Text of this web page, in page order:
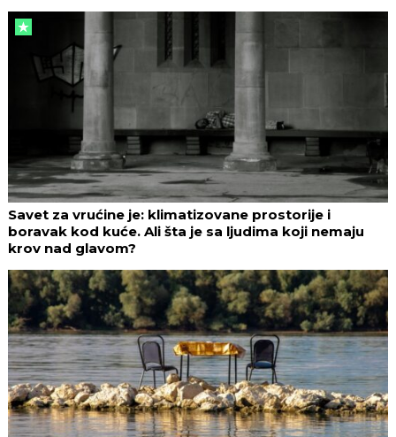
Savet za vrućine je: klimatizovane prostorije i
boravak kod kuće. Ali šta je sa ljudima koji nemaju
krov nad glavom?